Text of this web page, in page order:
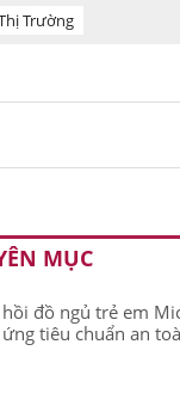
Trường
MỤC
đồ ngủ trẻ em
tiêu chuẩn an